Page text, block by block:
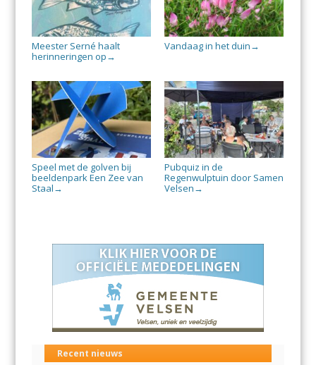
Meester Serné haalt
herinneringen op →
Vandaag in het duin →
Speel met de golven bij
beeldenpark Een Zee van
Staal →
Pubquiz in de
Regenwulptuin door Samen
Velsen →
Recent nieuws